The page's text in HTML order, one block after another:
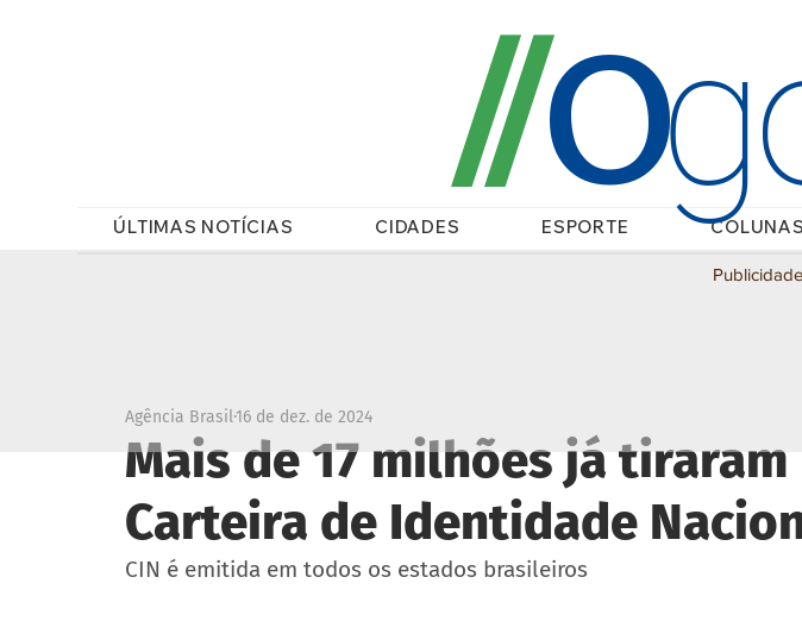
ÚLTIMAS NOTÍCIAS CIDADES ESPORTE
//O
Mais de 17 milhões já tiraram
Carteira de Identidade
Agência Brasil16 de dez. de 2024
CIN é emitida em todos os estados brasileiros
Publicidade